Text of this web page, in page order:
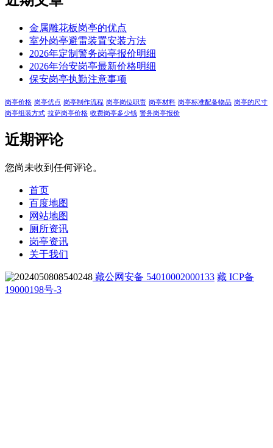
金属雕花板岗亭的优点
室外岗亭避雷装置安装方法
2026年定制警务岗亭报价明细
2026年治安岗亭最新价格明细
保安岗亭执勤注意事项
岗亭价格 岗亭优点 岗亭制作流程 岗亭岗位职责 岗亭材料 岗亭标准配备物品 岗亭的尺寸
岗亭组装方式 拉萨岗亭价格 收费岗亭多少钱 警务岗亭报价
近期评论
您尚未收到任何评论。
首页
百度地图
网站地图
厕所资讯
岗亭资讯
关于我们
藏公网安备 54010002000133 藏 ICP备
19000198号-3